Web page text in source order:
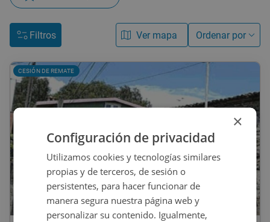
Filtros Ver mapa Ordenar por
10
CESIÓN DE REMATE
×
Configuración de privacidad
Utilizamos cookies y tecnologías similares
propias y de terceros, de sesión o
persistentes, para hacer funcionar de
manera segura nuestra página web y
personalizar su contenido. Igualmente,